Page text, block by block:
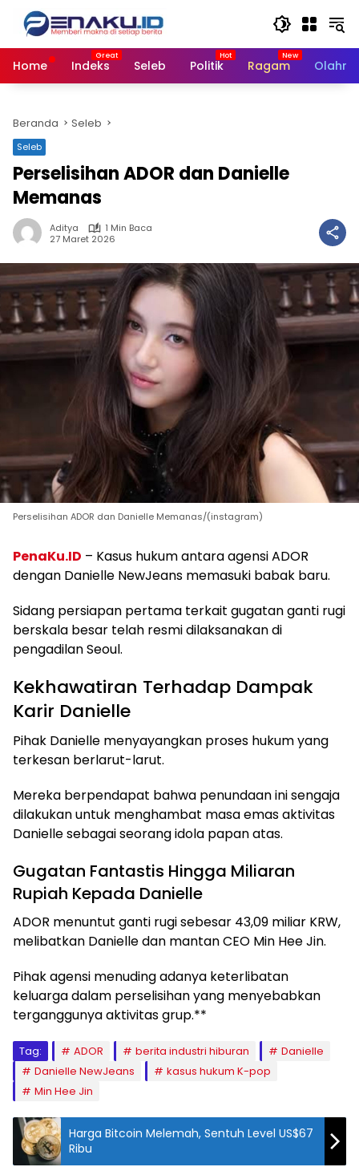
Langsung
konten
Home
Indeks Seleb Politik Ragam
Beranda Seleb
Seleb
Perselisihan ADOR dan Danielle
Memanas
Aditya
1 Min Baca
27 Maret 2026
Perselisihan ADOR dan Danielle Memanas/(instagram)
PenaKu.ID – Kasus hukum antara agensi ADOR
dengan Danielle NewJeans memasuki babak baru.
Sidang persiapan pertama terkait gugatan ganti rugi
berskala besar telah resmi dilaksanakan di
pengadilan Seoul.
Kekhawatiran Terhadap Dampak
Karir Danielle
Pihak Danielle menyayangkan proses hukum yang
terkesan berlarut-larut.
Mereka berpendapat bahwa penundaan ini sengaja
dilakukan untuk menghambat masa emas aktivitas
Danielle sebagai seorang idola papan atas.
Gugatan Fantastis Hingga Miliaran
Rupiah Kepada Danielle
ADOR menuntut ganti rugi sebesar 43,09 miliar KRW,
melibatkan Danielle dan mantan CEO Min Hee Jin.
Pihak agensi menuding adanya keterlibatan
keluarga dalam perselisihan yang menyebabkan
terganggunya aktivitas grup.**
Tag: ADOR berita industri hiburan
Danielle
Danielle NewJeans
kasus hukum K-pop
Min Hee Jin
Harga Bitcoin Melemah, Sentuh Level US$67
Ribu